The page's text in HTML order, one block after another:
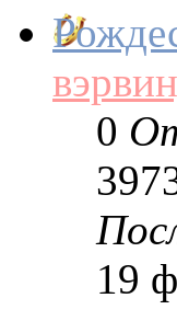
0
19